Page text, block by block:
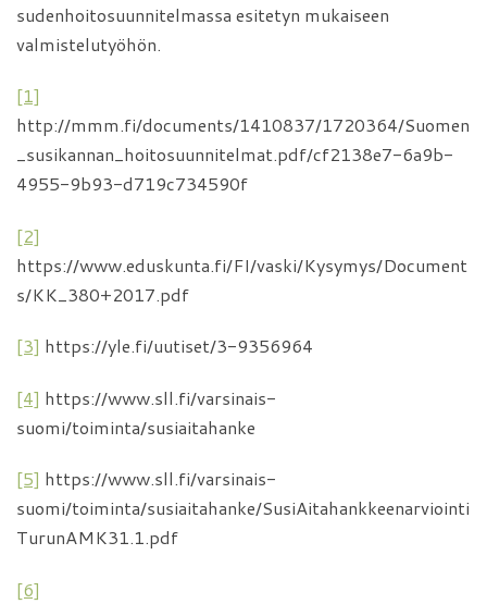
sudenhoitosuunnitelmassa esitetyn mukaiseen
valmistelutyöhön.
[1]
http://mmm.fi/documents/1410837/1720364/Suomen
_susikannan_hoitosuunnitelmat.pdf/cf2138e7-6a9b-
4955-9b93-d719c734590f
[2]
https://www.eduskunta.fi/FI/vaski/Kysymys/Document
s/KK_380+2017.pdf
[3] https://yle.fi/uutiset/3-9356964
[4] https://www.sll.fi/varsinais-
suomi/toiminta/susiaitahanke
[5] https://www.sll.fi/varsinais-
suomi/toiminta/susiaitahanke/SusiAitahankkeenarviointi
TurunAMK31.1.pdf
[6]